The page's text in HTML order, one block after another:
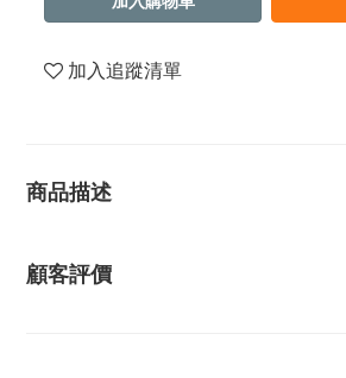
加入追蹤清單
商品描述
顧客評價